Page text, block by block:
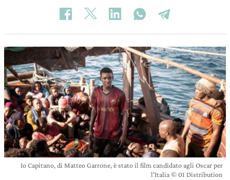
Io Capitano, di Matteo Garrone, è stato il film candidato agli Oscar per
l'Italia © 01 Distribution